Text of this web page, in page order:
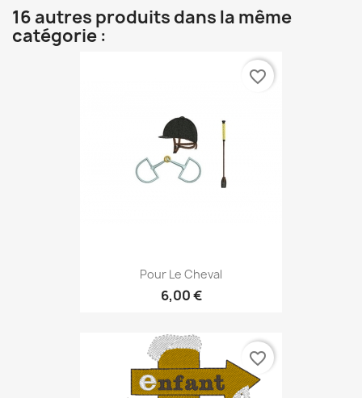
16 autres produits dans la même
catégorie :
Pour Le Cheval
6,00 €
favorite_border
favorite_border